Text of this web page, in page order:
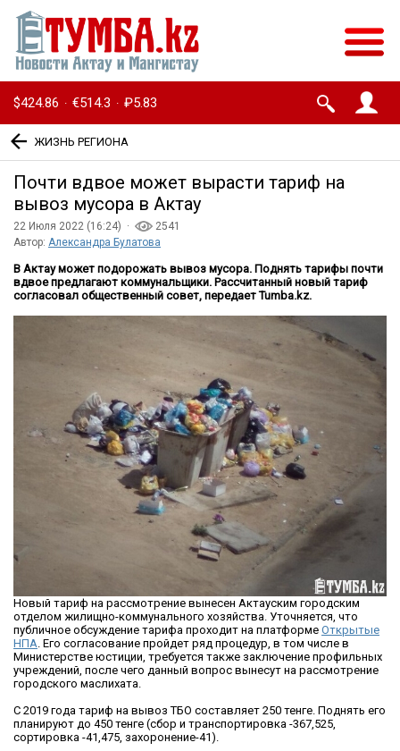
$424.86 · €514.3 · ₽5.83
ЖИЗНЬ РЕГИОНА
Почти вдвое может вырасти тариф на
вывоз мусора в Актау
22 Июля 2022 (16:24) ·
2541
Автор: Александра Булатова
В Актау может подорожать вывоз мусора. Поднять тарифы почти
вдвое предлагают коммунальщики. Рассчитанный новый тариф
согласовал общественный совет, передает Tumba.kz.
Новый тариф на рассмотрение вынесен Актауским городским
отделом жилищно-коммунального хозяйства. Уточняется, что
публичное обсуждение тарифа проходит на платформе Открытые
НПА . Его согласование пройдет ряд процедур, в том числе в
Министерстве юстиции, требуется также заключение профильных
учреждений, после чего данный вопрос вынесут на рассмотрение
городского маслихата.
С 2019 года тариф на вывоз ТБО составляет 250 тенге. Поднять его
планируют до 450 тенге (сбор и транспортировка -367,525,
сортировка -41,475, захоронение-41).